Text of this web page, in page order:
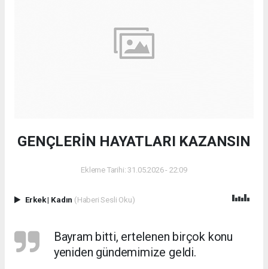
GENÇLERİN HAYATLARI KAZANSIN
Ekleme Tarihi: 31.05.2026 - 22:09
Erkek| Kadın (Haberi Sesli Oku)
Bayram bitti, ertelenen birçok konu
yeniden gündemimize geldi.